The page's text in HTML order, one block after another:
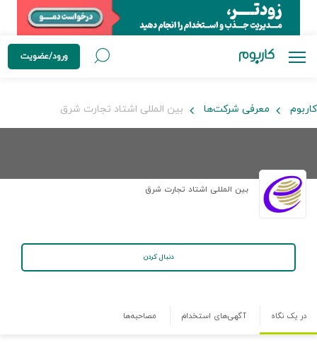
ورود/عضویت
کاربوم معرفی شرکت‌ها بین المللی اشتاد تجارت شرق
بین المللی اشتاد تجارت شرق
دنبال کردن
در یک نگاه آگهی‌های استخدام مصاحبه‌ها